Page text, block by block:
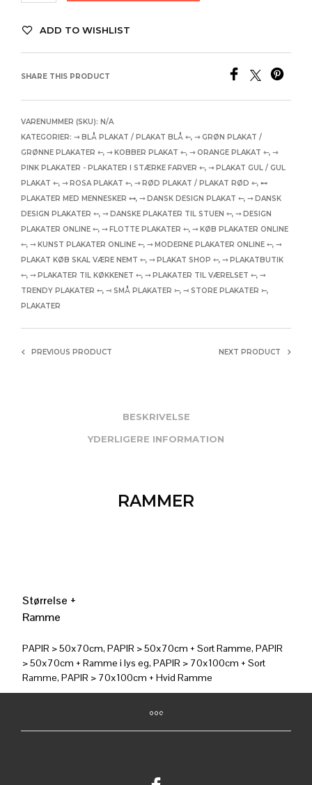
ADD TO WISHLIST
SHARE THIS PRODUCT
VARENUMMER (SKU): N/A
KATEGORIER: ⇾ BLÅ PLAKAT / PLAKAT BLÅ ⇽, ⇾ GRØN PLAKAT /
GRØNNE PLAKATER ⇽, ⇾ KOBBER PLAKAT ⇽, ⇾ ORANGE PLAKAT ⇽, ⇾
PINK PLAKATER - PLAKATER I STÆRKE FARVER ⇽, ⇾ PLAKAT GUL / GUL
PLAKAT ⇽, ⇾ ROSA PLAKAT ⇽, ⇾ RØD PLAKAT / PLAKAT RØD ⇽, ⊷
PLAKATER MED MENNESKER ⊶, ⤍ DANSK DESIGN PLAKAT ⤌, ⤍ DANSK
DESIGN PLAKATER ⤌, ⤍ DANSKE PLAKATER TIL STUEN ⤌, ⤍ DESIGN
PLAKATER ONLINE ⤌, ⤍ FLOTTE PLAKATER ⤌, ⤍ KØB PLAKATER ONLINE
⤌, ⤍ KUNST PLAKATER ONLINE ⤌, ⤍ MODERNE PLAKATER ONLINE ⤌, ⤍
PLAKAT KØB SKAL VÆRE NEMT ⤌, ⤍ PLAKAT SHOP ⤌, ⤍ PLAKATBUTIK
⤌, ⤍ PLAKATER TIL KØKKENET ⤌, ⤍ PLAKATER TIL VÆRELSET ⤌, ⤍
TRENDY PLAKATER ⤌, ⤙ SMÅ PLAKATER ⤚, ⤙ STORE PLAKATER ⤚,
PLAKATER
PREVIOUS PRODUCT NEXT PRODUCT
BESKRIVELSE
YDERLIGERE INFORMATION
RAMMER
Størrelse +
Ramme
PAPIR > 50x70cm, PAPIR > 50x70cm + Sort Ramme, PAPIR
> 50x70cm + Ramme i lys eg, PAPIR > 70x100cm + Sort
Ramme, PAPIR > 70x100cm + Hvid Ramme